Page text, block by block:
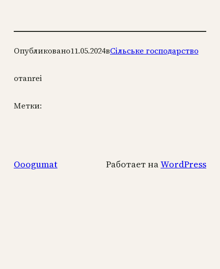
Опубликовано11.05.2024вСільське господарство
отanrei
Метки:
Ooogumat Работает наWordPress